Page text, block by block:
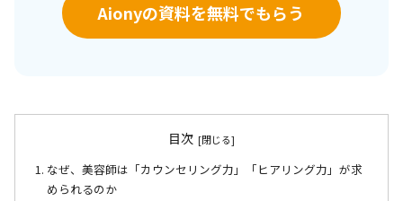
Aionyの資料を無料でもらう
目次
なぜ、美容師は「カウンセリング力」「ヒアリング力」が求
められるのか